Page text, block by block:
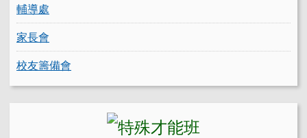
輔導處
家長會
校友籌備會